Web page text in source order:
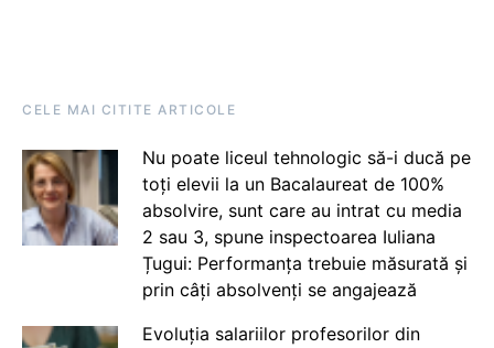
CELE MAI CITITE ARTICOLE
Nu poate liceul tehnologic să-i ducă pe
toți elevii la un Bacalaureat de 100%
absolvire, sunt care au intrat cu media
2 sau 3, spune inspectoarea Iuliana
Țugui: Performanța trebuie măsurată și
prin câți absolvenți se angajează
Evoluția salariilor profesorilor din